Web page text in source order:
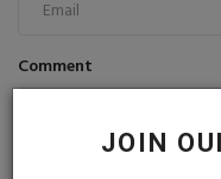
JOIN
Comment